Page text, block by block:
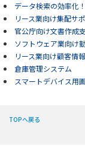
データ検索の効率化
リース業向け集配サ
官公庁向け文書作成
ソフトウェア業向け
リース業向け顧客情
倉庫管理システム
スマートデバイス用
TOPへ戻る